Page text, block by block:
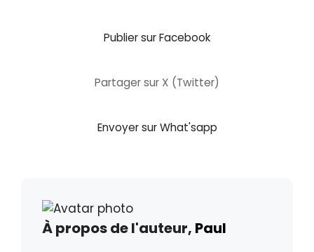
Publier sur Facebook
Partager sur X (Twitter)
Envoyer sur What'sapp
À propos de l'auteur, Paul